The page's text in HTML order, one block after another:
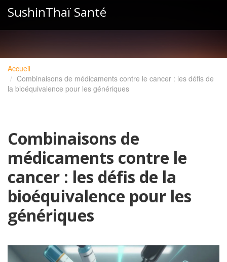
SushinThaï Santé
Accueil
Combinaisons de médicaments contre le cancer : les défis de
la bioéquivalence pour les génériques
Combinaisons de
médicaments contre le
cancer : les défis de la
bioéquivalence pour les
génériques